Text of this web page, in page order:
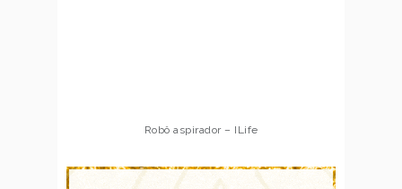
Robô aspirador – ILife